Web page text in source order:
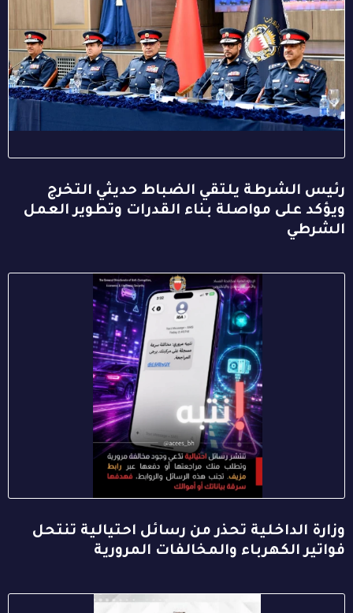
رئيس الشرطة يلتقي الضباط حديثي التخرج
ويؤكد على مواصلة بناء القدرات وتطوير العمل
الشرطي
وزارة الداخلية تحذر من رسائل احتيالية تنتحل
فواتير الكهرباء والمخالفات المرورية